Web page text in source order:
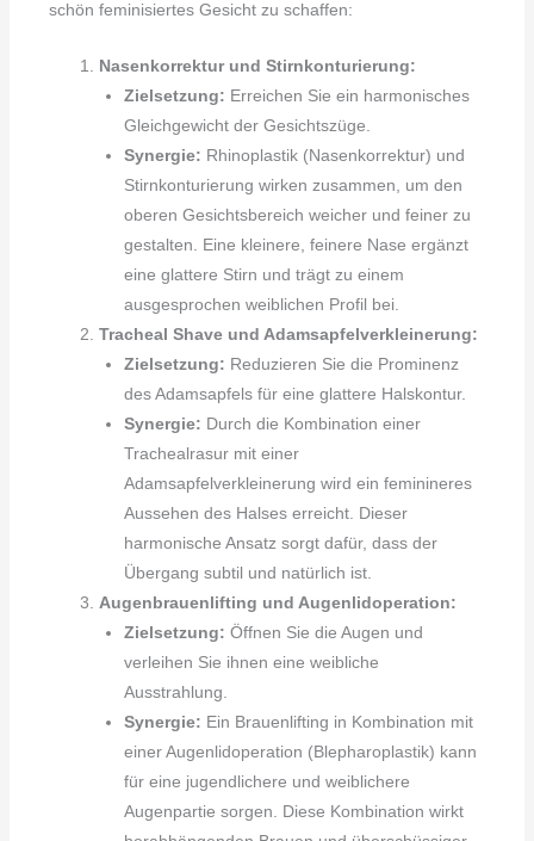
schön feminisiertes Gesicht zu schaffen:
Nasenkorrektur und Stirnkonturierung:
Zielsetzung: Erreichen Sie ein harmonisches
Gleichgewicht der Gesichtszüge.
Synergie: Rhinoplastik (Nasenkorrektur) und
Stirnkonturierung wirken zusammen, um den
oberen Gesichtsbereich weicher und feiner zu
gestalten. Eine kleinere, feinere Nase ergänzt
eine glattere Stirn und trägt zu einem
ausgesprochen weiblichen Profil bei.
Tracheal Shave und Adamsapfelverkleinerung:
Zielsetzung: Reduzieren Sie die Prominenz
des Adamsapfels für eine glattere Halskontur.
Synergie: Durch die Kombination einer
Trachealrasur mit einer
Adamsapfelverkleinerung wird ein feminineres
Aussehen des Halses erreicht. Dieser
harmonische Ansatz sorgt dafür, dass der
Übergang subtil und natürlich ist.
Augenbrauenlifting und Augenlidoperation:
Zielsetzung: Öffnen Sie die Augen und
verleihen Sie ihnen eine weibliche
Ausstrahlung.
Synergie: Ein Brauenlifting in Kombination mit
einer Augenlidoperation (Blepharoplastik) kann
für eine jugendlichere und weiblichere
Augenpartie sorgen. Diese Kombination wirkt